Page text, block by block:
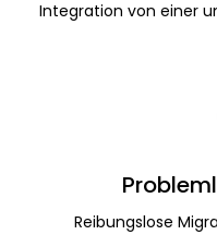
Integration von einer
Reibungslose